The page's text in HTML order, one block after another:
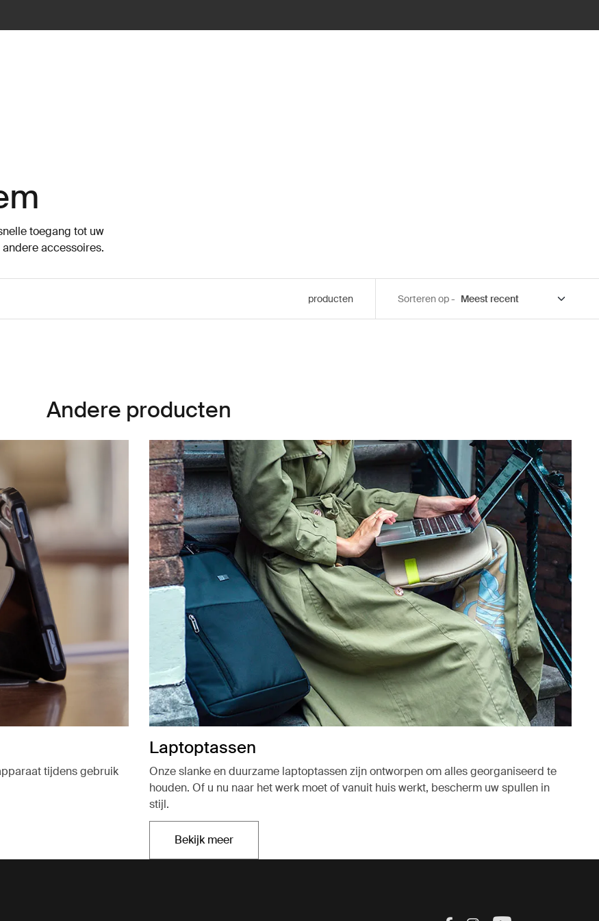
toegang tot uw
accessoires.
producten Sorteren op -
Andere producten
tijdens gebruik
Laptoptassen
Onze slanke en duurzame laptoptassen zijn ontworpen om alles georganiseerd te
houden. Of u nu naar het werk moet of vanuit huis werkt, bescherm uw spullen in
stijl.
Bekijk meerOpent in een nieuw tabblad